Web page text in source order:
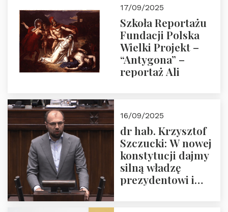
17/09/2025
Szkoła Reportażu
Fundacji Polska
Wielki Projekt –
“Antygona” –
reportaż Ali
16/09/2025
dr hab. Krzysztof
Szczucki: W nowej
konstytucji dajmy
silną władzę
prezydentowi i